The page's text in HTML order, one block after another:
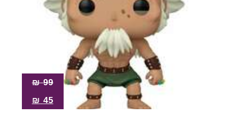
99
₪
45
₪